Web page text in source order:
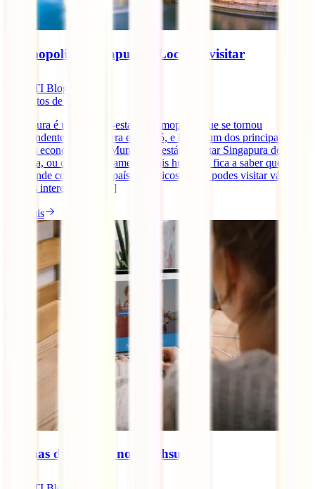
Cosmopolita Singapura – Locais a visitar
IATI Blog
minutos de leitura
Singapura é uma cidade-estado cosmopolita que se tornou
independente de Inglaterra em 1965, e hoje é um dos principais
centros económicos do Mundo. Se estás a visitar Singapura de
mochila, ou com um orçamento mais humilde, fica a saber que não é
tão grande como outros países asiáticos, e que podes visitar vários
lugares interessantes. [...]
Ler mais
Formas de arrasar no couchsurfing